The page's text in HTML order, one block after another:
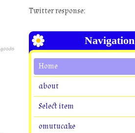
Twitter response:
Navigation
Home
about
Select item
omutucake